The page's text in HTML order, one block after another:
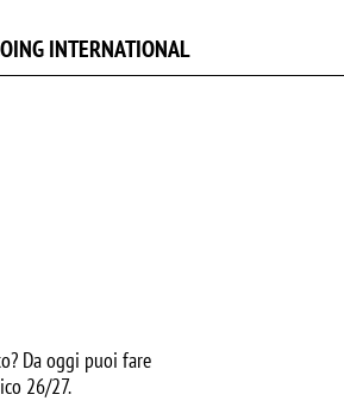
INTERNATIONAL
Da oggi puoi fare
26/27.